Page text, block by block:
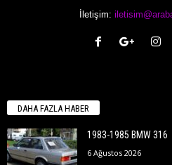
İletişim:
DAHA FAZLA HABER
1983-1985 BMW 316
6 Ağustos 2026